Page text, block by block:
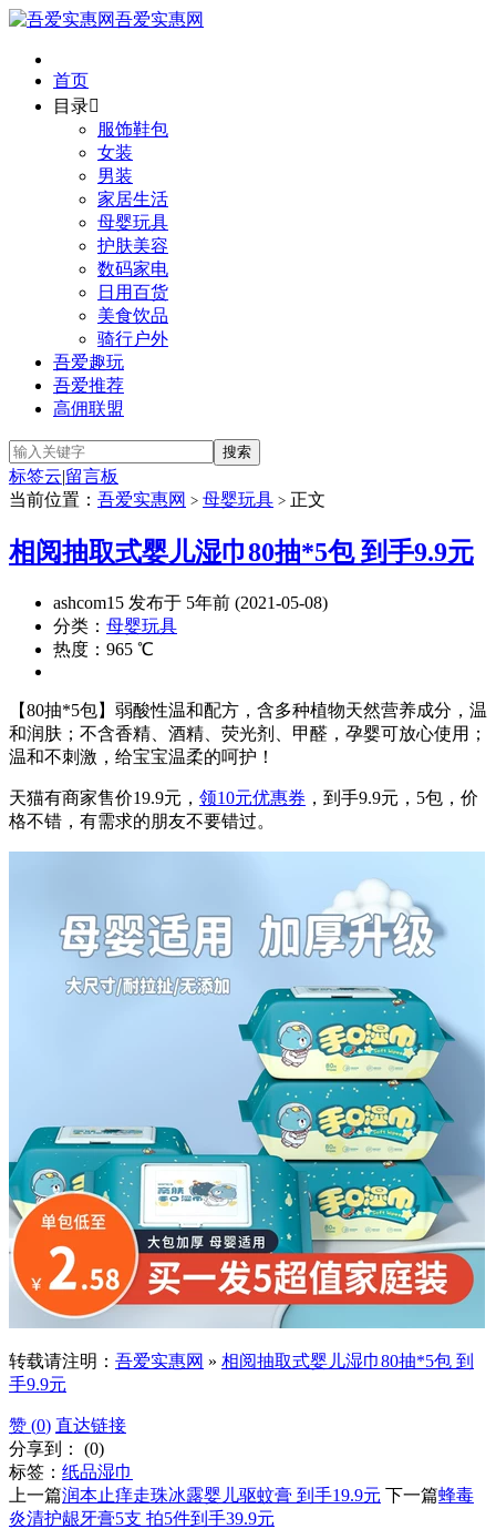
吾爱实惠网
首页
目录
服饰鞋包
女装
男装
家居生活
母婴玩具
护肤美容
数码家电
日用百货
美食饮品
骑行户外
吾爱趣玩
吾爱推荐
高佣联盟
标签云|留言板
当前位置： 吾爱实惠网 > 母婴玩具 > 正文
相阅抽取式婴儿湿巾80抽*5包 到手9.9元
ashcom15 发布于 5年前 (2021-05-08)
分类： 母婴玩具
热度：965 ℃
【80抽*5包】弱酸性温和配方，含多种植物天然营养成分，温
和润肤；不含香精、酒精、荧光剂、甲醛，孕婴可放心使用；
温和不刺激，给宝宝温柔的呵护！
天猫有商家售价19.9元， 领10元优惠券 ，到手9.9元，5包，价
格不错，有需求的朋友不要错过。
转载请注明： 吾爱实惠网 » 相阅抽取式婴儿湿巾80抽*5包 到
手9.9元
赞 (0) 直达链接
分享到： (0)
标签： 纸品湿巾
上一篇润本止痒走珠冰露婴儿驱蚊膏 到手19.9元 下一篇蜂毒
炎清护龈牙膏5支 拍5件到手39.9元